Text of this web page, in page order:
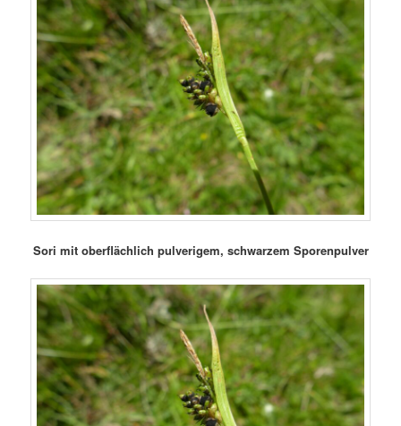
Sori mit oberflächlich pulverigem, schwarzem Sporenpulver